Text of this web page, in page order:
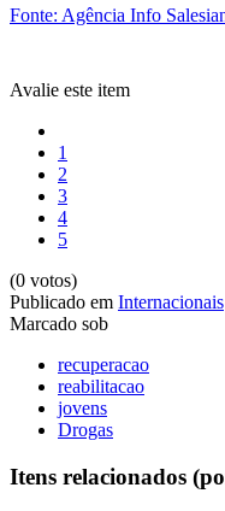
Fonte: Agência Info
Avalie este item
1
2
3
4
5
(0 votos)
Publicado em Internacionais
Marcado sob
recuperacao
reabilitacao
jovens
Drogas
Itens relacionados